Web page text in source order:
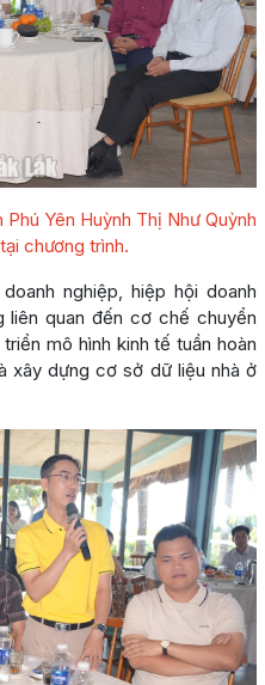
Yên Huỳnh Thị Như Quỳnh
chương trình.
nghiệp, hiệp hội doanh
liên quan đến cơ chế chuyển
mô hình kinh tế tuần hoàn
xây dựng cơ sở dữ liệu nhà ở